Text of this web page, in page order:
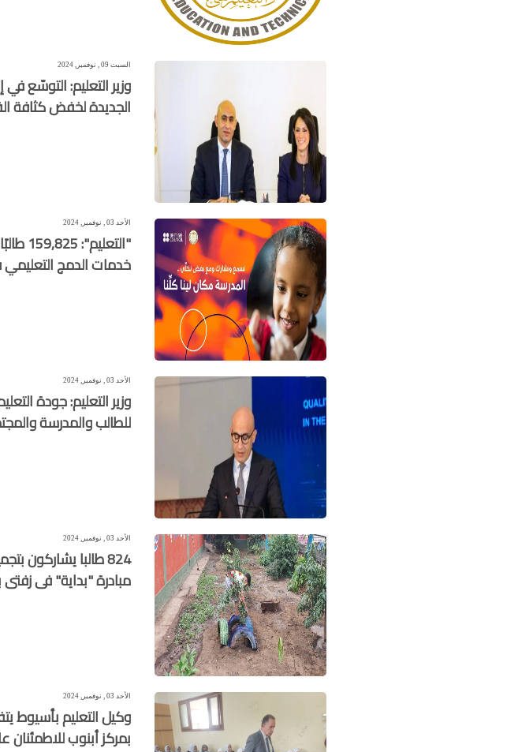
السبت 09 , نوفمبر, 2024
وزير التعليم: التوسّع
الجديدة لخفض كثافة
الأحد 03 , نوفمبر, 2024
خدمات الدمج
الأحد 03 , نوفمبر, 2024
وزير التعليم: جودة
للطالب والمدرسة
الأحد 03 , نوفمبر, 2024
824 طالبا يشاركون
مبادرة "بداية" فى زفتى
الأحد 03 , نوفمبر, 2024
وكيل التعليم بأسيوط
بمركز أبنوب